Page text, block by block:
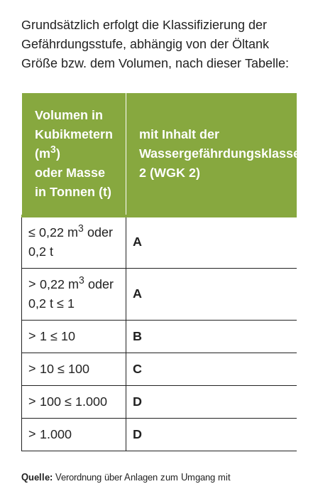
Grundsätzlich erfolgt die Klassifizierung der
Gefährdungsstufe, abhängig von der Öltank
Größe bzw. dem Volumen, nach dieser Tabelle:
Volumen in
Kubikmetern
(m3)
oder Masse
in Tonnen (t)
mit Inhalt der
Wassergefährdungsklasse
2 (WGK 2)
≤ 0,22 m3 oder
0,2 t
A
> 0,22 m3 oder
0,2 t ≤ 1
A
> 1 ≤ 10 B
> 10 ≤ 100 C
> 100 ≤ 1.000 D
> 1.000 D
Quelle: Verordnung über Anlagen zum Umgang mit